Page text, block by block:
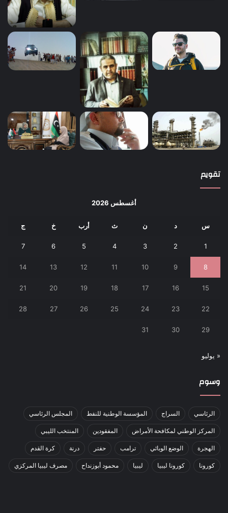
تقويم
أغسطس 2026
س د ن ث أرب خ ج
1
2
3
4
5
6
7
8
9
10
11
12
13
14
15
16
17
18
19
20
21
22
23
24
25
26
27
28
29
30
31
« يوليو
وسوم
الرئاسي السراج المؤسسة الوطنية للنفط المجلس الرئاسي
المركز الوطني لمكافحة الأمراض المفقودين المنتخب الليبي
الهجرة الوضع الوبائي ترامب حفتر درنة كرة القدم
كورونا كورونا ليبيا ليبيا محمود أبوزنداح مصرف ليبيا المركزي